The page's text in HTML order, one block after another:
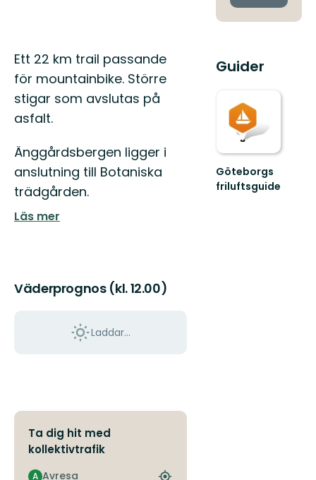
Beskrivning
Ett 22 km trail passande
för mountainbike. Större
stigar som avslutas på
asfalt.
Änggårdsbergen ligger i
anslutning till Botaniska
trädgården.
Läs mer
Väderprognos (kl. 12.00)
Laddar...
Ta dig hit med
kollektivtrafik
Avresa
A
Guider
Göteborgs
friluftsguide